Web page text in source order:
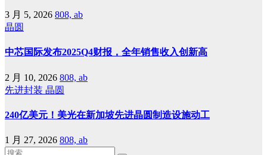
3 月 5, 2026 808, ab
晶圆
中芯国际发布2025Q4财报，全年销售收入创新高
2 月 10, 2026 808, ab
先进封装 晶圆
240亿美元！美光在新加坡先进晶圆制造设施动工
1 月 27, 2026 808, ab